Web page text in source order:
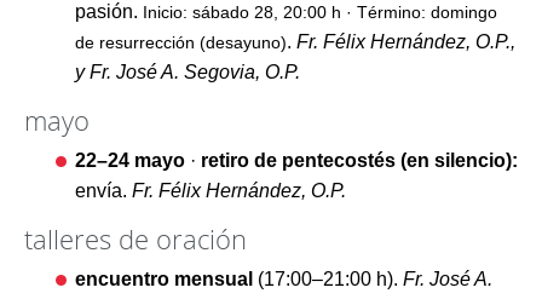
pasión.
Inicio: sábado 28, 20:00 h · Término: domingo
de resurrección (desayuno). Fr. Félix Hernández, O.P.,
y Fr. José A. Segovia, O.P.
mayo
22–24 mayo · retiro de pentecostés (en silencio):
envía. Fr. Félix Hernández, O.P.
talleres de oración
encuentro mensual (17:00–21:00 h). Fr. José A.